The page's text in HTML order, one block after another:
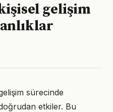
gelişim
sürecinde
etkiler. Bu